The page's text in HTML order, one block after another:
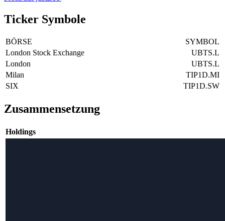
Ticker Symbole
BÖRSE
SYMBOL
London Stock Exchange
UBTS.L
London
UBTS.L
Milan
TIP1D.MI
SIX
TIP1D.SW
Zusammensetzung
Holdings